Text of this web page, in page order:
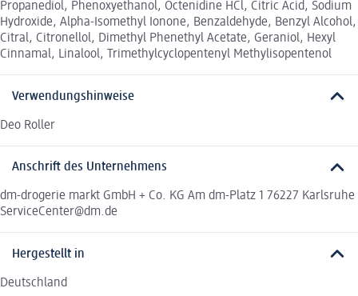
Propanediol, Phenoxyethanol, Octenidine HCl, Citric Acid, Sodium
Hydroxide, Alpha-Isomethyl Ionone, Benzaldehyde, Benzyl Alcohol,
Citral, Citronellol, Dimethyl Phenethyl Acetate, Geraniol, Hexyl
Cinnamal, Linalool, Trimethylcyclopentenyl Methylisopentenol
Verwendungshinweise
Deo Roller
Anschrift des Unternehmens
dm-drogerie markt GmbH + Co. KG Am dm-Platz 1 76227 Karlsruhe
ServiceCenter@dm.de
Hergestellt in
Deutschland